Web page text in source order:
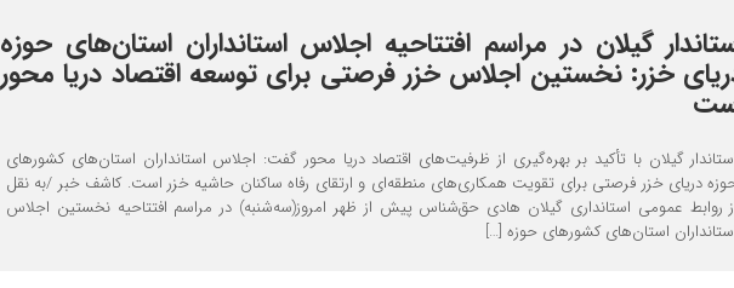
گیلان در مراسم افتتاحیه اجلاس استانداران استان‌های حوزه
خزر: نخستین اجلاس خزر فرصتی برای توسعه اقتصاد دریا محور
گیلان با تأکید بر بهره‌گیری از ظرفیت‌های اقتصاد دریا محور گفت: اجلاس استانداران استان‌های کشورهای
دریای خزر فرصتی برای تقویت همکاری‌های منطقه‌ای و ارتقای رفاه ساکنان حاشیه خزر است. کاشف خبر /به نقل
روابط عمومی استانداری گیلان هادی حق‌شناس پیش از ظهر امروز(سه‌شنبه) در مراسم افتتاحیه نخستین اجلاس
استان‌های کشورهای حوزه […]